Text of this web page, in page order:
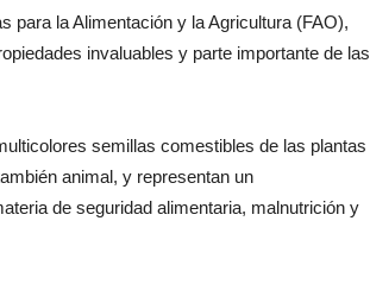
para la Alimentación y la Agricultura (FAO),
invaluables y parte importante de las
semillas comestibles de las plantas
animal, y representan un
de seguridad alimentaria, malnutrición y